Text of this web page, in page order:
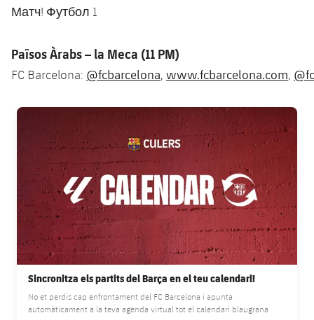
Матч! Футбол 1
Països Àrabs – la Meca (11 PM)
FC Barcelona: @fcbarcelona, www.fcbarcelona.com,
FC Barcelona club badge
Sincronitza els partits del Barça en el teu calendari!
No et perdis cap enfrontament del FC Barcelona i apunta
automàticament a la teva agenda virtual tot el calendari blaugrana